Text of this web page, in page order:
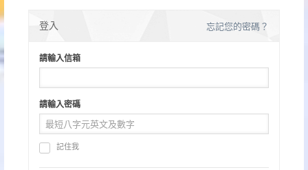
登入 忘記您的密碼？
請輸入信箱
請輸入密碼
記住我